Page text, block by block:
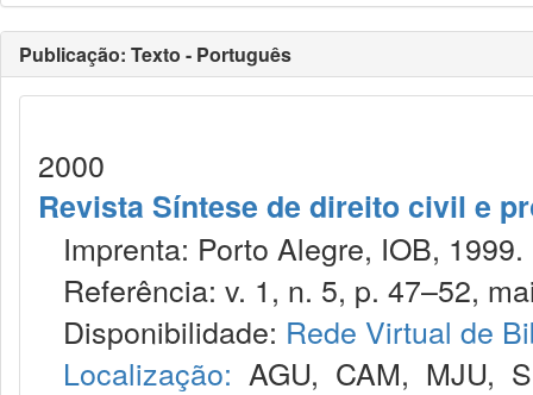
Publicação: Texto - Português
2000
Revista Síntese de direito civil e
Imprenta: Porto Alegre, IOB, 1999.
Referência: v. 1, n. 5, p. 47–52,
Disponibilidade: Rede Virtual de
Localização: AGU, CAM, MJU,